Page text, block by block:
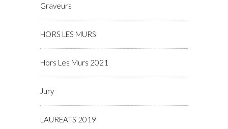
Graveurs
HORS LES MURS
Hors Les Murs 2021
Jury
LAUREATS 2019